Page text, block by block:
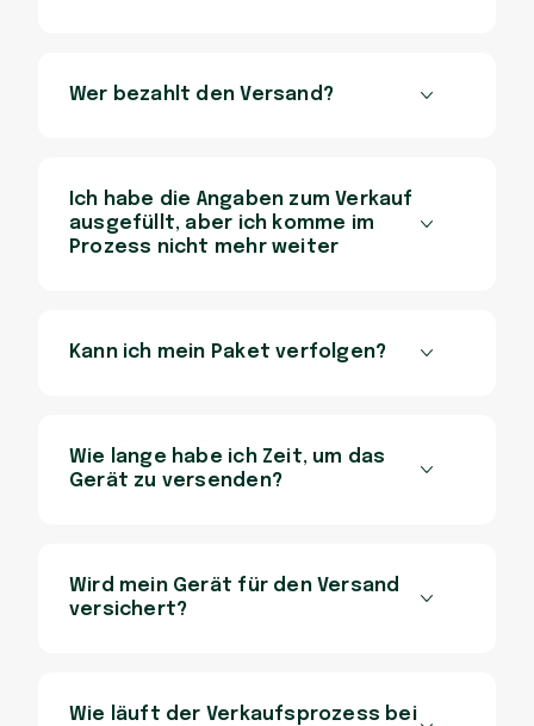
Wer bezahlt den Versand?
Ich habe die Angaben zum Verkauf
ausgefüllt, aber ich komme im
Prozess nicht mehr weiter
Kann ich mein Paket verfolgen?
Wie lange habe ich Zeit, um das
Gerät zu versenden?
Wird mein Gerät für den Versand
versichert?
Wie läuft der Verkaufsprozess bei